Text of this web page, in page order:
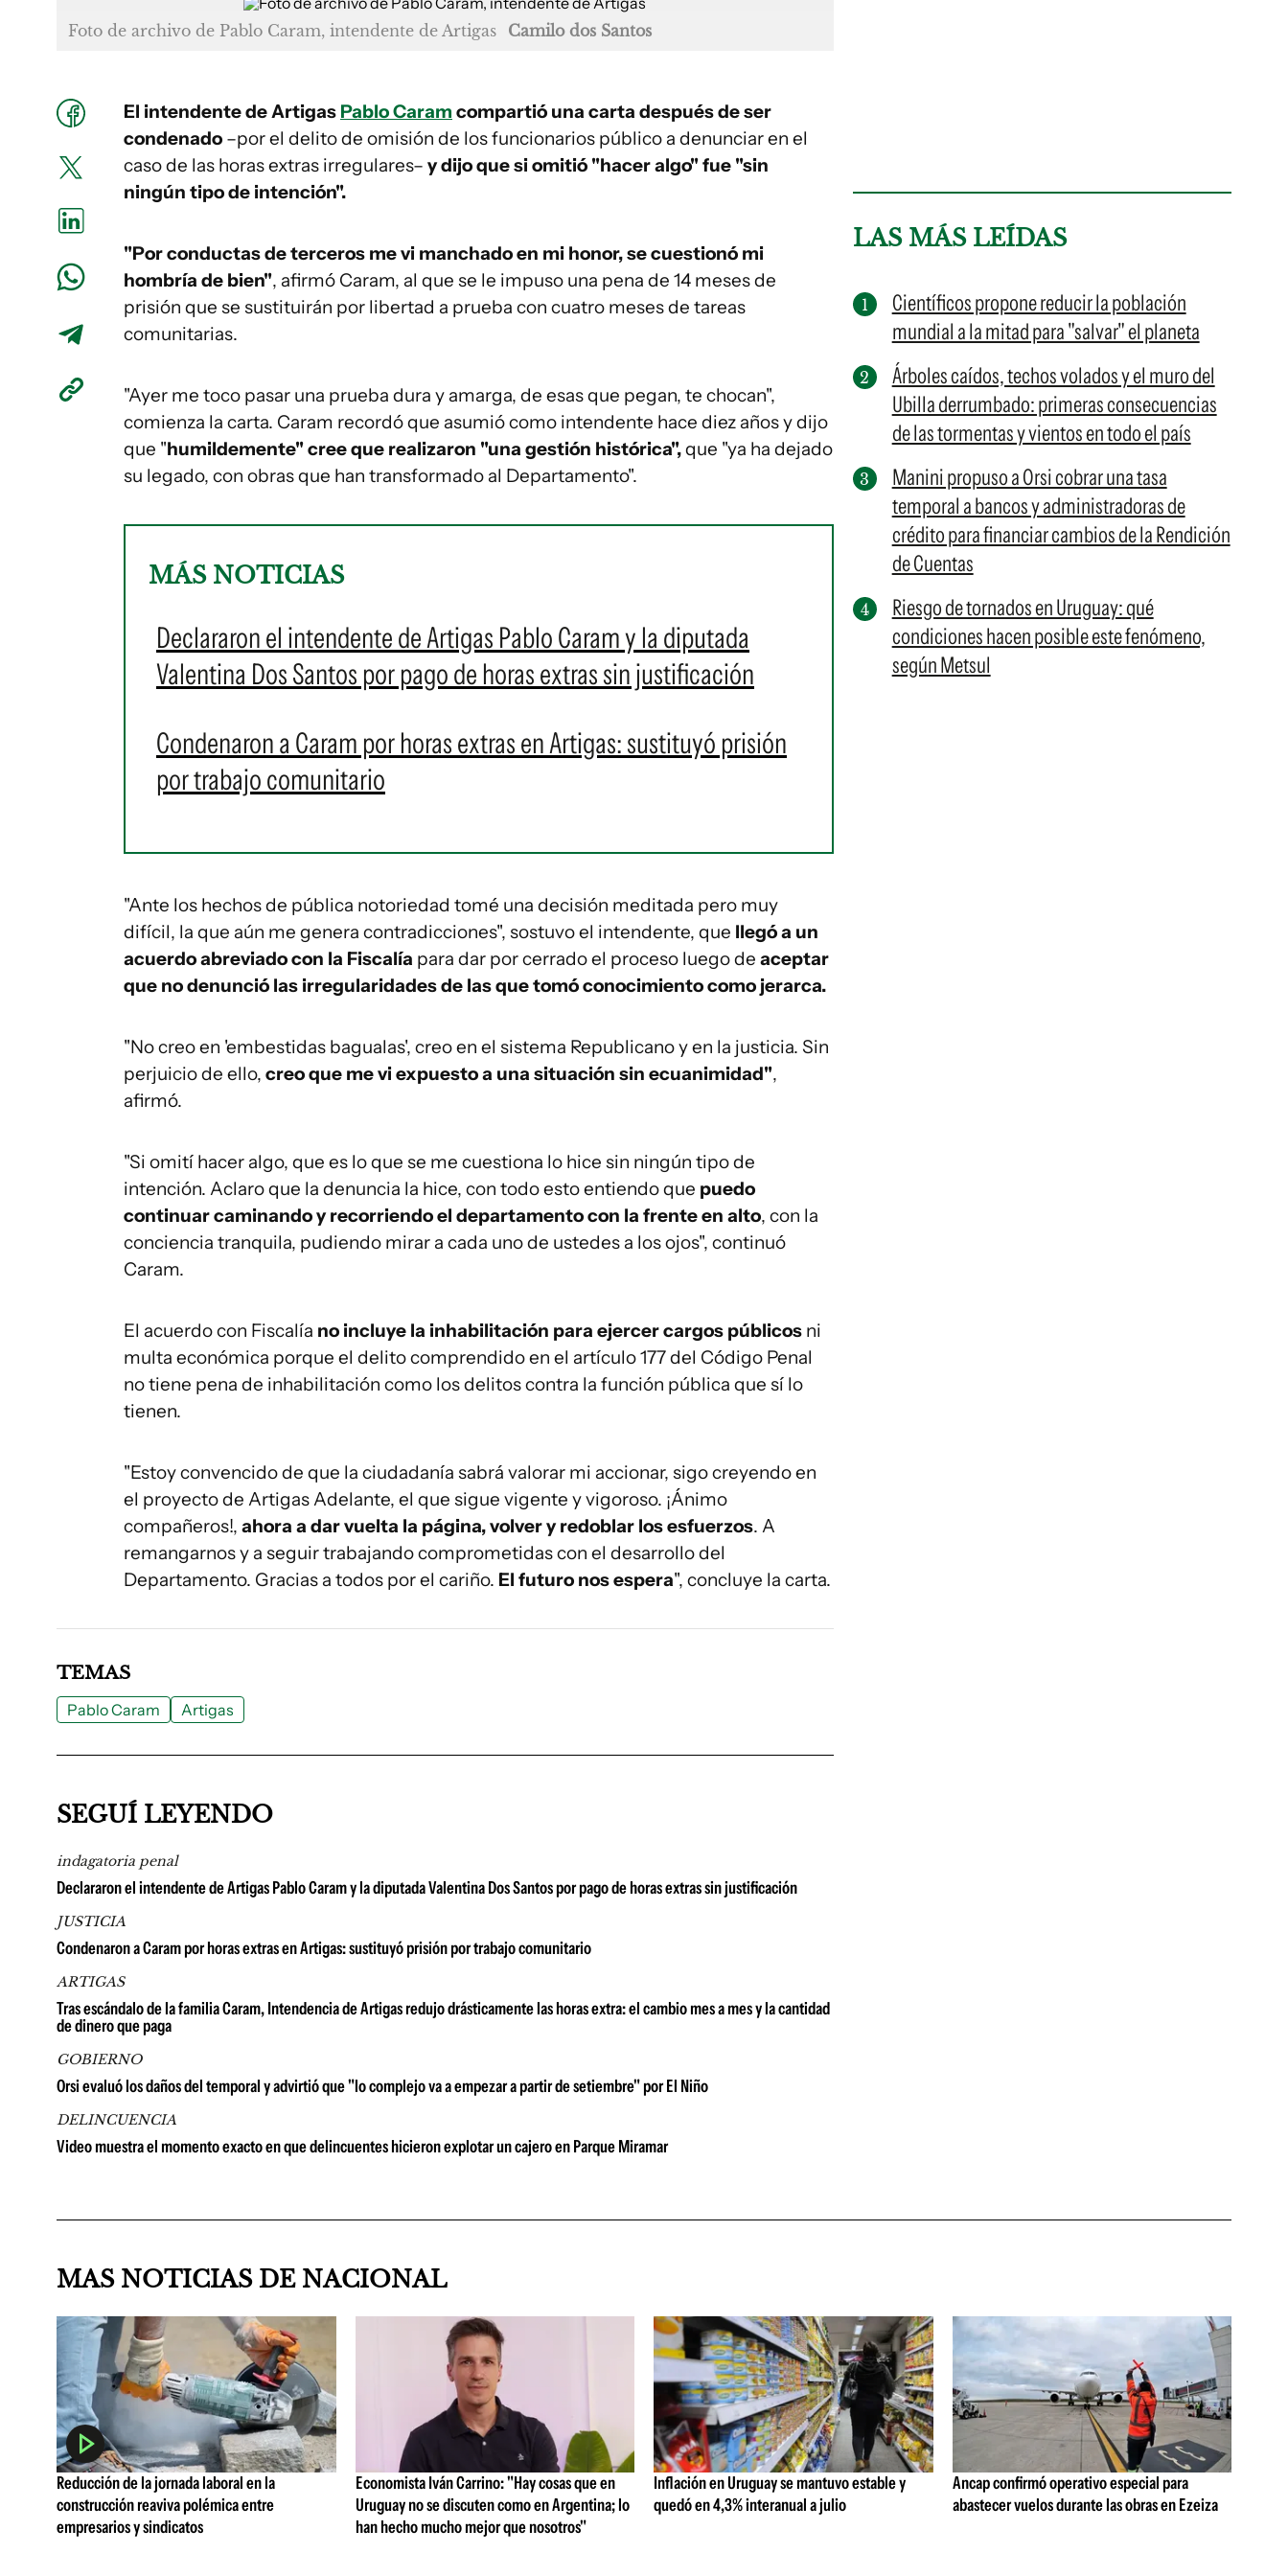
Foto de archivo de Pablo Caram, intendente de Artigas Camilo dos Santos
El intendente de Artigas Pablo Caram compartió una carta después de ser
condenado –por el delito de omisión de los funcionarios público a denunciar en el
caso de las horas extras irregulares– y dijo que si omitió "hacer algo" fue "sin
ningún tipo de intención".
"Por conductas de terceros me vi manchado en mi honor, se cuestionó mi
hombría de bien", afirmó Caram, al que se le impuso una pena de 14 meses de
prisión que se sustituirán por libertad a prueba con cuatro meses de tareas
comunitarias.
"Ayer me toco pasar una prueba dura y amarga, de esas que pegan, te chocan",
comienza la carta. Caram recordó que asumió como intendente hace diez años y dijo
que "humildemente" cree que realizaron "una gestión histórica",que "ya ha dejado
su legado, con obras que han transformado al Departamento".
MÁS NOTICIAS
Declararon el intendente de Artigas Pablo Caram y la diputada
Valentina Dos Santos por pago de horas extras sin justificación
Condenaron a Caram por horas extras en Artigas: sustituyó prisión
por trabajo comunitario
"Ante los hechos de pública notoriedad tomé una decisión meditada pero muy
difícil, la que aún me genera contradicciones", sostuvo el intendente, que llegó a un
acuerdo abreviado con la Fiscalía para dar por cerrado el proceso luego de aceptar
que no denunció las irregularidades de las que tomó conocimiento como jerarca.
"No creo en 'embestidas bagualas', creo en el sistema Republicano y en la justicia. Sin
perjuicio de ello, creo que me vi expuesto a una situación sin ecuanimidad",
afirmó.
"Si omití hacer algo, que es lo que se me cuestiona lo hice sin ningún tipo de
intención. Aclaro que la denuncia la hice, con todo esto entiendo que puedo
continuar caminando y recorriendo el departamento con la frente en alto, con la
conciencia tranquila, pudiendo mirar a cada uno de ustedes a los ojos", continuó
Caram.
El acuerdo con Fiscalía no incluye la inhabilitación para ejercer cargos públicos ni
multa económica porque el delito comprendido en el artículo 177 del Código Penal
no tiene pena de inhabilitación como los delitos contra la función pública que sí lo
tienen.
"Estoy convencido de que la ciudadanía sabrá valorar mi accionar, sigo creyendo en
el proyecto de Artigas Adelante, el que sigue vigente y vigoroso. ¡Ánimo
compañeros!, ahora a dar vuelta la página, volver y redoblar los esfuerzos. A
remangarnos y a seguir trabajando comprometidas con el desarrollo del
Departamento. Gracias a todos por el cariño. El futuro nos espera", concluye la carta.
LAS MÁS LEÍDAS
Científicos propone reducir la población
mundial a la mitad para "salvar" el planeta
Árboles caídos, techos volados y el muro del
Ubilla derrumbado: primeras consecuencias
de las tormentas y vientos en todo el país
Manini propuso a Orsi cobrar una tasa
temporal a bancos y administradoras de
crédito para financiar cambios de la Rendición
de Cuentas
Riesgo de tornados en Uruguay: qué
condiciones hacen posible este fenómeno,
según Metsul
TEMAS
Pablo Caram Artigas
SEGUÍ LEYENDO
indagatoria penal
Declararon el intendente de Artigas Pablo Caram y la diputada Valentina Dos Santos por pago de horas extras sin justificación
JUSTICIA
Condenaron a Caram por horas extras en Artigas: sustituyó prisión por trabajo comunitario
ARTIGAS
Tras escándalo de la familia Caram, Intendencia de Artigas redujo drásticamente las horas extra: el cambio mes a mes y la cantidad
de dinero que paga
GOBIERNO
Orsi evaluó los daños del temporal y advirtió que "lo complejo va a empezar a partir de setiembre" por El Niño
DELINCUENCIA
Video muestra el momento exacto en que delincuentes hicieron explotar un cajero en Parque Miramar
MAS NOTICIAS DE NACIONAL
Reducción de la jornada laboral en la
construcción reaviva polémica entre
empresarios y sindicatos
Economista Iván Carrino: "Hay cosas que en
Uruguay no se discuten como en Argentina; lo
han hecho mucho mejor que nosotros"
Inflación en Uruguay se mantuvo estable y
quedó en 4,3% interanual a julio
Ancap confirmó operativo especial para
abastecer vuelos durante las obras en Ezeiza